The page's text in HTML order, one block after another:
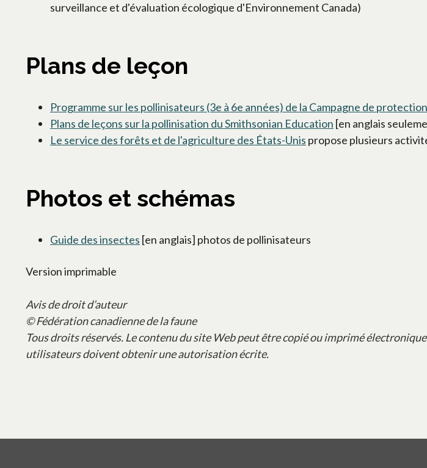
surveillance et d'évaluation écologique d'Environnement Canada)
Plans de leçon
Programme sur les pollinisateurs (3e à 6e années) de la Campagne de
Plans de leçons sur la pollinisation du Smithsonian Education [en anglais
Le service des forêts et de l'agriculture des États-Unis propose plusieurs
Photos et schémas
Guide des insectes [en anglais] photos de pollinisateurs
Version imprimable
Avis de droit d’auteur
© Fédération canadienne de la faune
Tous droits réservés. Le contenu du site Web peut être copié ou imprimé
utilisateurs doivent obtenir une autorisation écrite.